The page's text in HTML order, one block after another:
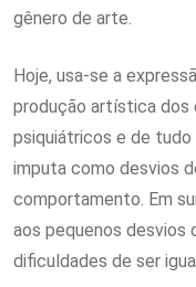
gênero de arte.
Hoje, usa-se a
produção artística dos
psiquiátricos e de tudo
imputa como desvios
comportamento. Em
aos pequenos desvios
dificuldades de ser